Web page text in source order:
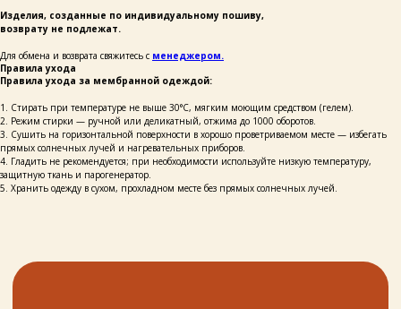
Изделия, созданные по индивидуальному пошиву,
возврату не подлежат.
Для обмена и возврата свяжитесь с менеджером.
Правила ухода
Правила ухода за мембранной одеждой:
1. Стирать при температуре не выше 30°C, мягким моющим средством (гелем).
2. Режим стирки — ручной или деликатный, отжима до 1000 оборотов.
3. Сушить на горизонтальной поверхности в хорошо проветриваемом месте — избегать
прямых солнечных лучей и нагревательных приборов.
4. Гладить не рекомендуется; при необходимости используйте низкую температуру,
защитную ткань и парогенератор.
5. Хранить одежду в сухом, прохладном месте без прямых солнечных лучей.
политика конфиденциальности
публичная оферта
разработка сайта
ул. Березина 82д
в режиме предварительной записи.
Просто напишите нам в чат
для брони времени